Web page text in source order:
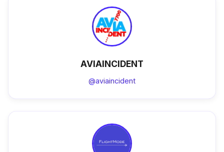
AVIAINCIDENT
@aviaincident